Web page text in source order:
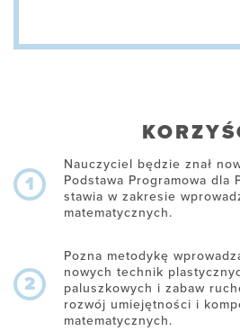
1
Nauczyciel będzie znał
Podstawa Programowa dla
stawia w zakresie
matematycznych.
2
Pozna metodykę
nowych technik
paluszkowych i zabaw
rozwój umiejętności i
matematycznych.